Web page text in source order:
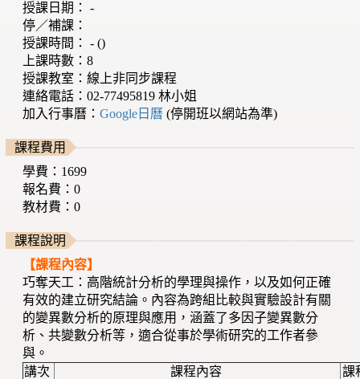
授課日期： -
停／補課：
授課時間： - ()
上課時數：8
授課教室：線上非同步課程
連絡電話：02-77495819 林小姐
加入行事曆：Google日曆(停開班以網站為準)
課程費用
學費：1699
報名費：0
教材費：0
課程說明
【課程內容】
巧奪天工：高階統計分析的學理與操作，以及如何正確
有效的建立研究結論。內容為跨組比較與實驗設計有關
的變異數分析的原理與應用，涵蓋了多因子變異數分
析、共變數分析等，適合從事於學術研究的工作者參
與。
講次
課程內容
課